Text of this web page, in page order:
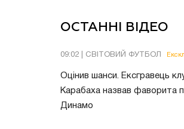
ОСТАННІ ВІДЕО
09:02 | СВІТОВИЙ ФУТБОЛ
Оцінив шанси. Ексгравець
Карабаха назвав фаворита
Динамо